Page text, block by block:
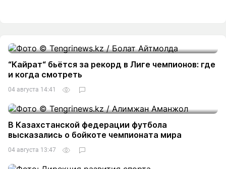
“Кайрат“ бьётся за рекорд в Лиге чемпионов: где
и когда смотреть
04 августа 14:41
В Казахстанской федерации футбола
высказались о бойкоте чемпионата мира
04 августа 13:47